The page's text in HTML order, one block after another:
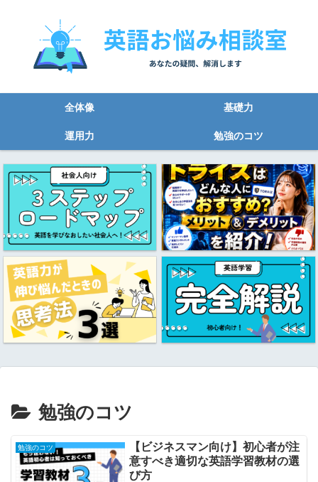
全体像 基礎力
運用力 勉強のコツ
勉強のコツ
勉強のコツ
【ビジネスマン向け】初心者が注
意すべき適切な英語学習教材の選
び方